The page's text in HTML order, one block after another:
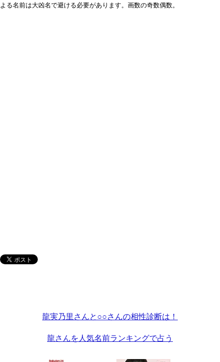
よる名前は大凶名で避ける必要があります。画数の奇数偶数。
龍実乃里さんと○○さんの相性診断は！
龍さんを人気名前ランキングで占う